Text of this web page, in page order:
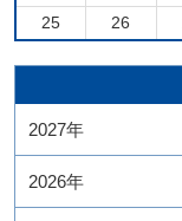
25
26
2027年
2026年